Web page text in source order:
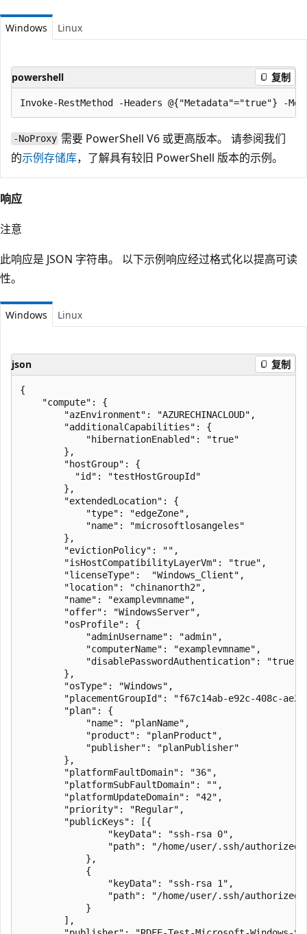
Windows Linux
powershell 复制
-NoProxy 需要 PowerShell V6 或更高版本。 请参阅我们
的示例存储库，了解具有较旧 PowerShell 版本的示例。
响应
注意
此响应是 JSON 字符串。 以下示例响应经过格式化以提高可读
性。
Windows Linux
json 复制
{
    "compute": {
        "azEnvironment": "AZURECHINACLOUD",
        "additionalCapabilities": {
            "hibernationEnabled": "true"
        },
        "hostGroup": {
          "id": "testHostGroupId"
        },
        "extendedLocation": {
            "type": "edgeZone",
            "name": "microsoftlosangeles"
        },
        "evictionPolicy": "",
        "isHostCompatibilityLayerVm": "true",
        "licenseType":  "Windows_Client",
        "location": "chinanorth2",
        "name": "examplevmname",
        "offer": "WindowsServer",
        "osProfile": {
            "adminUsername": "admin",
            "computerName": "examplevmname",
            "disablePasswordAuthentication": "true"
        },
        "osType": "Windows",
"placementGroupId": "f67c14ab-e92c-408c-
        "plan": {
            "name": "planName",
            "product": "planProduct",
            "publisher": "planPublisher"
        },
        "platformFaultDomain": "36",
        "platformSubFaultDomain": "",
        "platformUpdateDomain": "42",
        "priority": "Regular",
        "publicKeys": [{
                "keyData": "ssh-rsa 0",
"path": "/home/user/.ssh/
            },
            {
                "keyData": "ssh-rsa 1",
"path": "/home/user/.ssh/
            }
        ],